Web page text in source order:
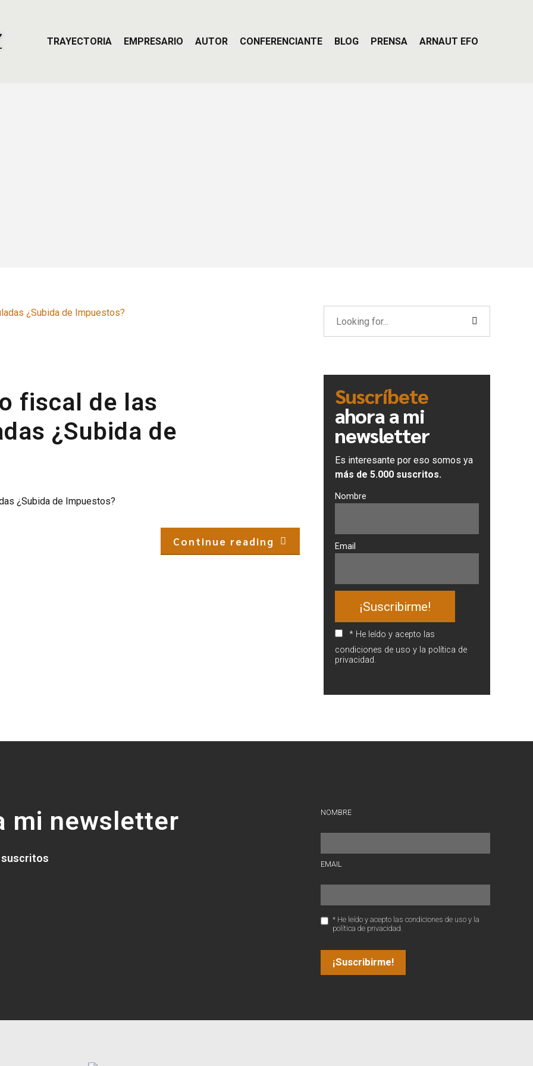
TRAYECTORIA EMPRESARIO AUTOR CONFERENCIANTE BLOG PRENSA ARNAUT EFO
fiscal de las
¿Subida de
¿Subida de Impuestos?
Continue reading
Suscríbete
ahora a mi
newsletter
Es interesante por eso somos ya
más de 5.000 suscritos.
Nombre
Email
* He leído y acepto las
condiciones de uso y la política de
privacidad.
mi newsletter
suscritos
NOMBRE
EMAIL
* He leído y acepto las condiciones de uso y la
política de privacidad.